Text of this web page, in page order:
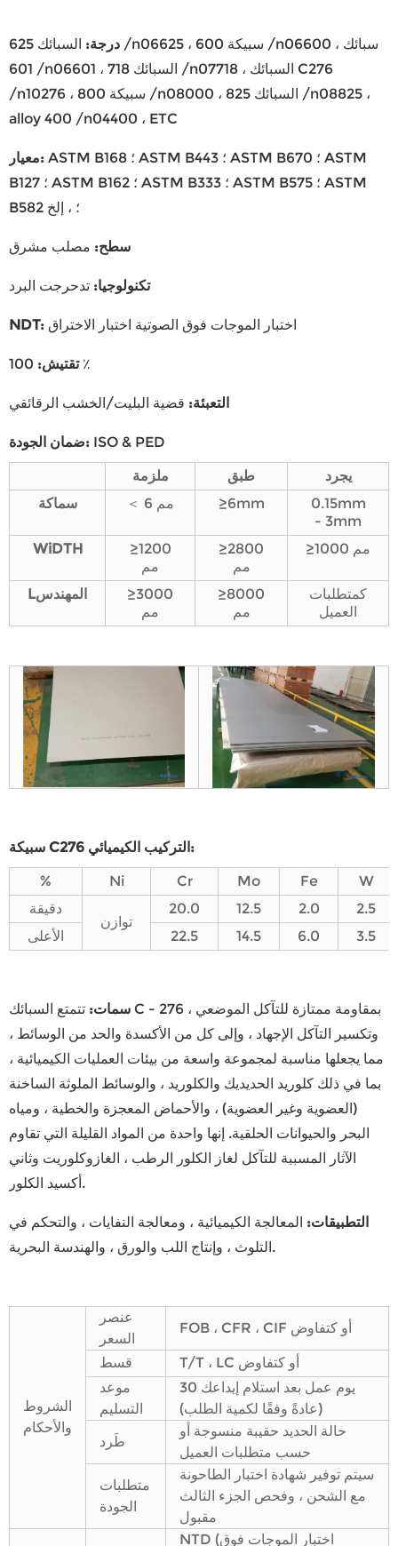
درجة:
السبائك 625 /n06625 ، سبيكة 600 /n06600 ، سبائك
601 /n06601 ، السبائك 718 /n07718 ، السبائك C276
/n10276 ، سبيكة 800 /n08000 ، السبائك 825 /n08825 ،
alloy 400 /n04400 ، ETC
معيار: ASTM B168 ؛ ASTM B443 ؛ ASTM B670 ؛ ASTM
B127 ؛ ASTM B162 ؛ ASTM B333 ؛ ASTM B575 ؛ ASTM
B582 ؛ ، إلخ
سطح: مصلب مشرق
تكنولوجيا: تدحرجت البرد
NDT: اختبار الموجات فوق الصوتية اختبار الاختراق
تقتيش: 100 ٪
التعبئة: قضية البليت/الخشب الرقائقي
ضمان الجودة: ISO & PED
ملزمة
طبق
يجرد
سماكة
＜ 6 مم ≥6mm
0.15mm
- 3mm
WiDTH
≥1200
مم
≥2800
مم
≥1000 مم
Lالمهندس
≥3000
مم
≥8000
مم
كمتطلبات
العميل
سبيكة C276 التركيب الكيميائي:
%
Ni Cr Mo Fe
W
دقيقة
توازن
20.0 12.5 2.0
2.5
الأعلى
22.5 14.5 6.0 3.5
سمات: تتمتع السبائك C - 276 بمقاومة ممتازة للتآكل الموضعي ،
وتكسير التآكل الإجهاد ، وإلى كل من الأكسدة والحد من الوسائط ،
مما يجعلها مناسبة لمجموعة واسعة من بيئات العمليات الكيميائية ،
بما في ذلك كلوريد الحديديك والكلوريد ، والوسائط الملوثة الساخنة
(العضوية وغير العضوية) ، والأحماض المعجزة والخطية ، ومياه
البحر والحيوانات الحلقية. إنها واحدة من المواد القليلة التي تقاوم
الآثار المسببة للتآكل لغاز الكلور الرطب ، الغازوكلوريت وثاني
أكسيد الكلور.
التطبيقات: المعالجة الكيميائية ، ومعالجة النفايات ، والتحكم في
التلوث ، وإنتاج اللب والورق ، والهندسة البحرية.
الشروط
والأحكام
عنصر
السعر
FOB ، CFR ، CIF أو كتفاوض
قسط
T/T ، LC أو كتفاوض
موعد
التسليم
30 يوم عمل بعد استلام إيداعك
(عادةً وفقًا لكمية الطلب)
طَرد
حالة الحديد حقيبة منسوجة أو
حسب متطلبات العميل
متطلبات
الجودة
سيتم توفير شهادة اختبار الطاحونة
مع الشحن ، وفحص الجزء الثالث
مقبول
NTD (اختبار الموجات فوق